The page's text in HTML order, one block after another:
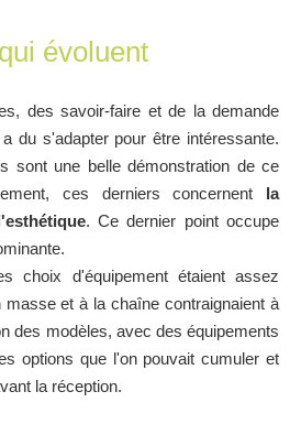
évoluent
des savoir-faire et de la demande
du s'adapter pour être intéressante.
sont une belle démonstration de ce
ces derniers concernent la
. Ce dernier point occupe
choix d'équipement étaient assez
masse et à la chaîne contraignaient à
des modèles, avec des équipements
options que l'on pouvait cumuler et
la réception.